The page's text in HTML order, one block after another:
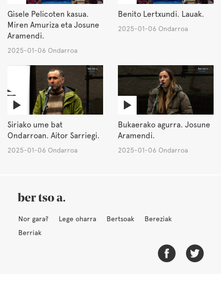
Gisele Pelicoten kasua.
Miren Amuriza eta Josune
Aramendi.
2025-01-06 Ondarroa
Benito Lertxundi. Lauak.
2025-01-06 Ondarroa
Siriako ume bat
Ondarroan. Aitor Sarriegi.
2025-01-06 Ondarroa
Bukaerako agurra. Josune
Aramendi.
2025-01-06 Ondarroa
Nor gara? Lege oharra Bertsoak
Bereziak
Berriak